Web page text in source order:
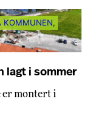
KOMMUNEN
lagt i sommer
er montert i